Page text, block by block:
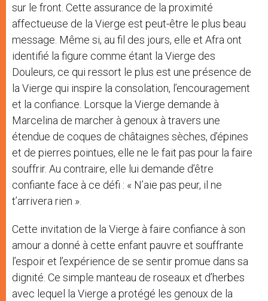
sur le front. Cette assurance de la proximité
affectueuse de la Vierge est peut-être le plus beau
message. Même si, au fil des jours, elle et Afra ont
identifié la figure comme étant la Vierge des
Douleurs, ce qui ressort le plus est une présence de
la Vierge qui inspire la consolation, l’encouragement
et la confiance. Lorsque la Vierge demande à
Marcelina de marcher à genoux à travers une
étendue de coques de châtaignes sèches, d’épines
et de pierres pointues, elle ne le fait pas pour la faire
souffrir. Au contraire, elle lui demande d’être
confiante face à ce défi : « N’aie pas peur, il ne
t’arrivera rien ».
Cette invitation de la Vierge à faire confiance à son
amour a donné à cette enfant pauvre et souffrante
l’espoir et l’expérience de se sentir promue dans sa
dignité. Ce simple manteau de roseaux et d’herbes
avec lequel la Vierge a protégé les genoux de la